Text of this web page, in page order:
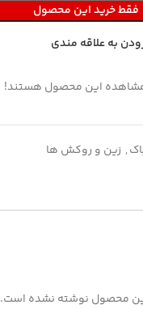
فقط خرید این محصول
به علاقه مندی
مشاهده این محصول هستند!
, زین و روکش ها
محصول نوشته نشده است.